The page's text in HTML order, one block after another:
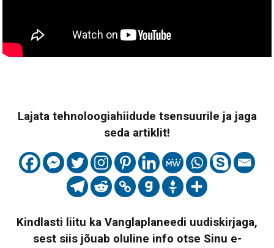
Lajata tehnoloogiahiidude tsensuurile ja jaga
seda artiklit!
Kindlasti liitu ka Vanglaplaneedi uudiskirjaga,
sest siis jõuab oluline info otse Sinu e-